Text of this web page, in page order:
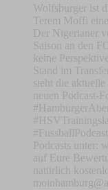
Wolfsburger ist
Terem Moffi
Der Nigerianer
Saison an den
keine
Stand im
sieht die
neuen Podcast-
Podcasts unter:
auf Eure
natürlich